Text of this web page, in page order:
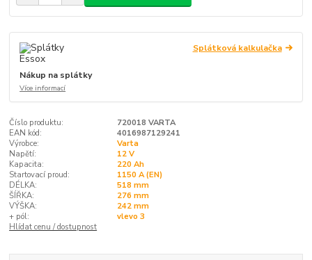
Splátková kalkulačka
Nákup na splátky
Více informací
Číslo produktu:
720018 VARTA
EAN kód:
4016987129241
Výrobce:
Varta
Napětí:
12 V
Kapacita:
220 Ah
Startovací proud:
1150 A (EN)
DÉLKA:
518 mm
ŠÍŘKA:
276 mm
VÝŠKA:
242 mm
+ pól:
vlevo 3
Hlídat cenu / dostupnost